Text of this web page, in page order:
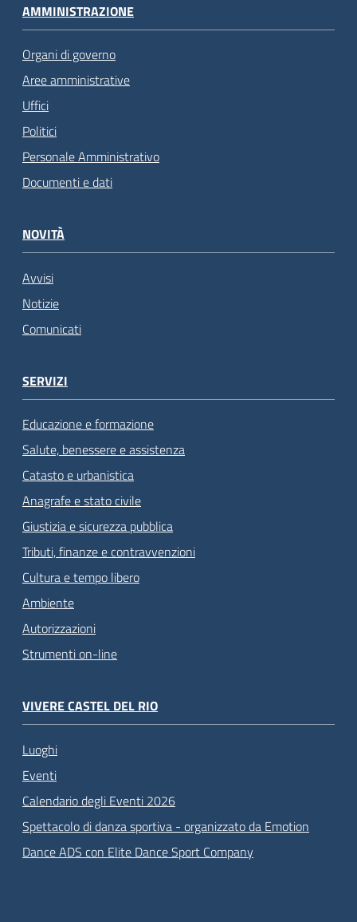
AMMINISTRAZIONE
Organi di governo
Aree amministrative
Uffici
Politici
Personale Amministrativo
Documenti e dati
NOVITÀ
Avvisi
Notizie
Comunicati
SERVIZI
Educazione e formazione
Salute, benessere e assistenza
Catasto e urbanistica
Anagrafe e stato civile
Giustizia e sicurezza pubblica
Tributi, finanze e contravvenzioni
Cultura e tempo libero
Ambiente
Autorizzazioni
Strumenti on-line
VIVERE CASTEL DEL RIO
Luoghi
Eventi
Calendario degli Eventi 2026
Spettacolo di danza sportiva - organizzato da Emotion
Dance ADS con Elite Dance Sport Company